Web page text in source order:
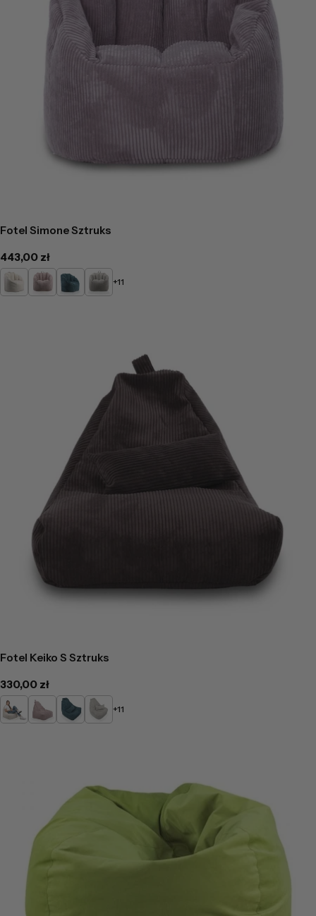
Fotel Simone Sztruks
Cena
regularna
443,00 zł
KremowyPudrowy
róż
TurkusowyPopielaty
+11
Fotel Keiko S Sztruks
Cena
regularna
330,00 zł
KremowyPudrowy
róż
TurkusowyPopielaty
+11